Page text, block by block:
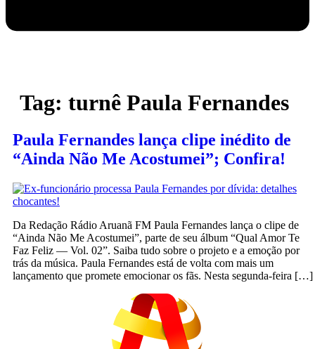
Tag: turnê Paula Fernandes
Paula Fernandes lança clipe inédito de
“Ainda Não Me Acostumei”; Confira!
Da Redação Rádio Aruanã FM Paula Fernandes lança o clipe de
“Ainda Não Me Acostumei”, parte de seu álbum “Qual Amor Te
Faz Feliz — Vol. 02”. Saiba tudo sobre o projeto e a emoção por
trás da música. Paula Fernandes está de volta com mais um
lançamento que promete emocionar os fãs. Nesta segunda-feira […]